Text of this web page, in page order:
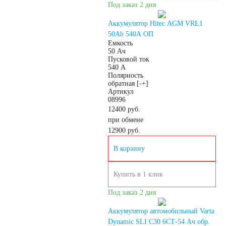
По стране изготовления:
Под заказ 2 дня
Аккумулятор Hitec AGM VRL1
50Ah 540A ОП
Емкость
50 Ач
Пусковой ток
540 А
Полярность
обратная [-+]
Артикул
08996
12400 руб.
при обмене
12900руб.
В корзину
Купить в 1 клик
Под заказ 2 дня
Аккумулятор автомобильный Varta
Dynamic SLI C30 6СТ-54 Ач обр.